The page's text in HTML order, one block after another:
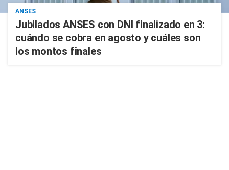
ANSES
Jubilados ANSES con DNI finalizado en 3:
cuándo se cobra en agosto y cuáles son
los montos finales